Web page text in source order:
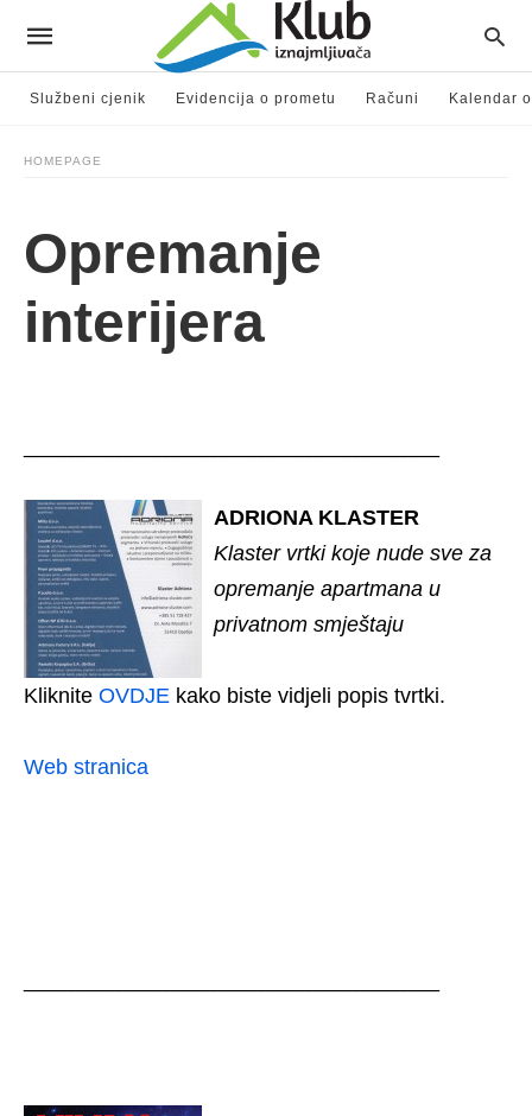
Službeni cjenik Evidencija o prometu Računi Kalendar
HOMEPAGE
Opremanje
interijera
ADRIONA KLASTER
Klaster vrtki koje nude sve za
opremanje apartmana u
privatnom smještaju
Kliknite OVDJE kako biste vidjeli popis tvrtki.
Web stranica